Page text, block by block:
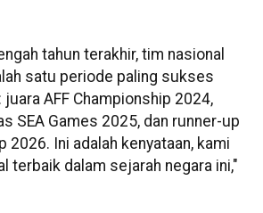
tahun terakhir, tim nasional
satu periode paling sukses
AFF Championship 2024,
SEA Games 2025, dan runner-up
2026. Ini adalah kenyataan, kami
terbaik dalam sejarah negara ini,"